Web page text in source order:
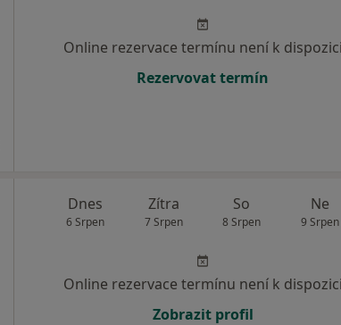
Online rezervace termínu není k dispozici
Rezervovat termín
Dnes
6 Srpen
Zítra
7 Srpen
So
8 Srpen
Ne
9 Srpen
Online rezervace termínu není k dispozici
Zobrazit profil